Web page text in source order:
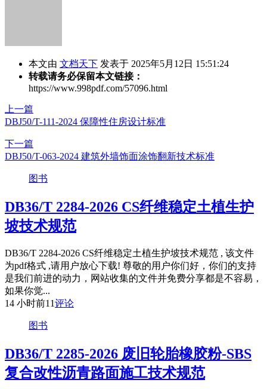
本文由 文档天下 发表于 2025年5月12日 15:51:24
转载请务必保留本文链接：
https://www.998pdf.com/57096.html
上一篇
DBJ50/T-111-2024 保障性住房设计标准
下一篇
DBJ50/T-063-2024 建筑外墙饰面涂饰翻新技术标准
图书
DB36/T 2284-2026 CS纤维稳定土植生护
坡技术规范
DB36/T 2284-2026 CS纤维稳定土植生护坡技术规范 , 该文件
为pdf格式 ,请用户放心下载! 尊敬的用户你们好，你们的支持
是我们前进的动力，网站收集的文件并免费分享都是不容易，
如果你觉...
14 小时前11评论
图书
DB36/T 2285-2026 废旧轮胎橡胶粉-SBS
复合改性沥青路面施工技术规范